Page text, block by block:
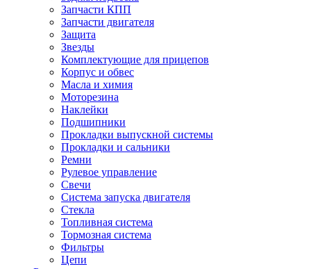
Запчасти КПП
Запчасти двигателя
Защита
Звезды
Комплектующие для прицепов
Корпус и обвес
Масла и химия
Моторезина
Наклейки
Подшипники
Прокладки выпускной системы
Прокладки и сальники
Ремни
Рулевое управление
Свечи
Система запуска двигателя
Стекла
Топливная система
Тормозная система
Фильтры
Цепи